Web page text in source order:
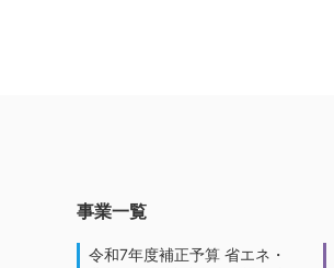
事業一覧
令和7年度補正予算 省エネ・